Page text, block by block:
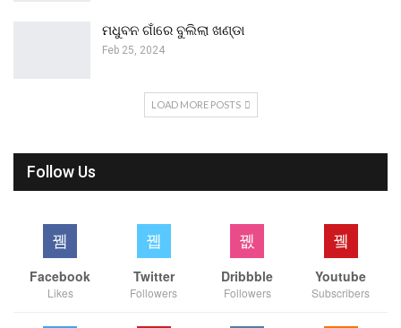
ମଧୁବନ ଗାଁରେ ବୁଲିଲା ଖଣ୍ଡା
Feb 25, 2024
LOAD MORE POSTS
Follow Us
Facebook
Likes
Twitter
Followers
Dribbble
Followers
Youtube
Subscribers